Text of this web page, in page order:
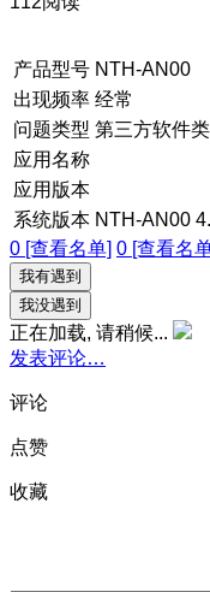
产品型号 NTH-AN00
出现频率 经常
问题类型 第三方软件类
应用名称
应用版本
系统版本 NTH-AN00
0 [查看名单] 0 [查看名
我有遇到
我没遇到
正在加载, 请稍候...
发表评论…
评论
点赞
收藏